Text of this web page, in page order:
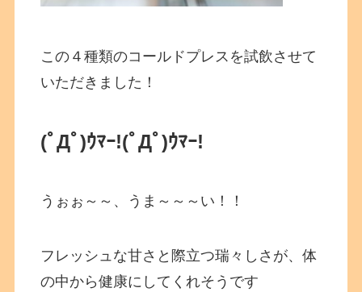
この４種類のコールドプレスを試飲させて
いただきました！
(ﾟДﾟ)ｳﾏｰ!(ﾟДﾟ)ｳﾏｰ!
うぉぉ～～、うま～～～い！！
フレッシュな甘さと際立つ瑞々しさが、体
の中から健康にしてくれそうです